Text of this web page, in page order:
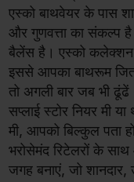
एस्को बाथवेयर के पास
और गुणवत्ता का संकल्प
बैलेंस है। एस्को कलेक्शन
इससे आपका बाथरूम
तो अगली बार जब भी ढूंढें
सप्लाई स्टोर नियर मी
मी, आपको बिल्कुल पता
भरोसेमंद रिटेलरों के
जगह बनाएं, जो शानदार,